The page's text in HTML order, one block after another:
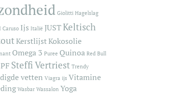
Giolitti Hagelslag
I Caruso Ijs Italië JUSTKeltisch
KerstlijstKokosolie
Omega 3 Puree Quinoa Red Bull
Steffi Vertriest Trendy
vetten Viagra ijs Vitamine
Wasbar Wassalon Yoga